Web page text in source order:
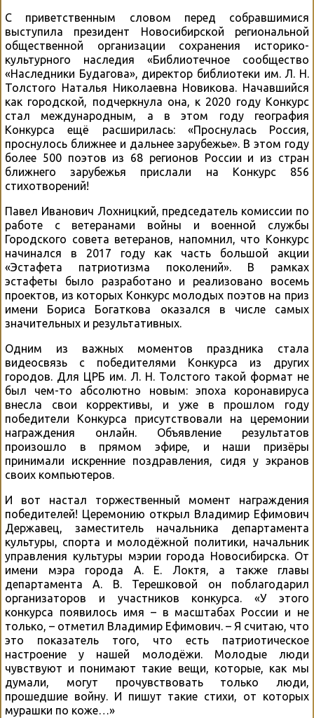
С приветственным словом перед собравшимися
выступила президент Новосибирской региональной
общественной организации сохранения историко-
культурного наследия «Библиотечное сообщество
«Наследники Будагова», директор библиотеки им. Л. Н.
Толстого Наталья Николаевна Новикова. Начавшийся
как городской, подчеркнула она, к 2020 году Конкурс
стал международным, а в этом году география
Конкурса ещё расширилась: «Проснулась Россия,
проснулось ближнее и дальнее зарубежье». В этом году
более 500 поэтов из 68 регионов России и из стран
ближнего зарубежья прислали на Конкурс 856
стихотворений!
Павел Иванович Лохницкий, председатель комиссии по
работе с ветеранами войны и военной службы
Городского совета ветеранов, напомнил, что Конкурс
начинался в 2017 году как часть большой акции
«Эстафета патриотизма поколений». В рамках
эстафеты было разработано и реализовано восемь
проектов, из которых Конкурс молодых поэтов на приз
имени Бориса Богаткова оказался в числе самых
значительных и результативных.
Одним из важных моментов праздника стала
видеосвязь с победителями Конкурса из других
городов. Для ЦРБ им. Л. Н. Толстого такой формат не
был чем-то абсолютно новым: эпоха коронавируса
внесла свои коррективы, и уже в прошлом году
победители Конкурса присутствовали на церемонии
награждения онлайн. Объявление результатов
произошло в прямом эфире, и наши призёры
принимали искренние поздравления, сидя у экранов
своих компьютеров.
И вот настал торжественный момент награждения
победителей! Церемонию открыл Владимир Ефимович
Державец, заместитель начальника департамента
культуры, спорта и молодёжной политики, начальник
управления культуры мэрии города Новосибирска. От
имени мэра города А. Е. Локтя, а также главы
департамента А. В. Терешковой он поблагодарил
организаторов и участников конкурса. «У этого
конкурса появилось имя – в масштабах России и не
только, – отметил Владимир Ефимович. – Я считаю, что
это показатель того, что есть патриотическое
настроение у нашей молодёжи. Молодые люди
чувствуют и понимают такие вещи, которые, как мы
думали, могут прочувствовать только люди,
прошедшие войну. И пишут такие стихи, от которых
мурашки по коже…»